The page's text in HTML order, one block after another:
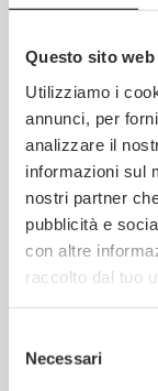
Questo sito
Utilizziamo i
annunci, per
analizzare il
informazioni sul
nostri partner
pubblicità e
con altre
raccolto dal tuo
delNecessari